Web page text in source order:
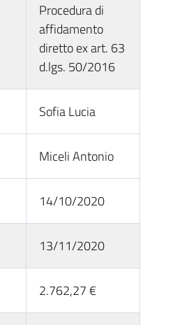
Procedura di
affidamento
diretto ex art. 63
d.lgs. 50/2016
Sofia Lucia
Miceli Antonio
14/10/2020
13/11/2020
2.762,27 €